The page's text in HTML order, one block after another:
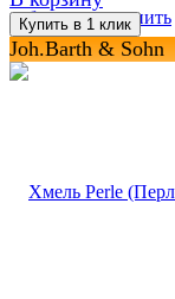
избранное сравнить
Joh.Barth & Sohn